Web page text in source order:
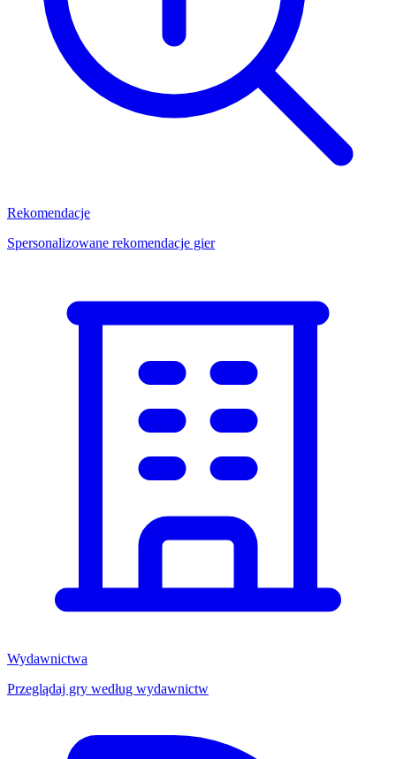
Rekomendacje
Spersonalizowane rekomendacje gier
Wydawnictwa
Przeglądaj gry według wydawnictw